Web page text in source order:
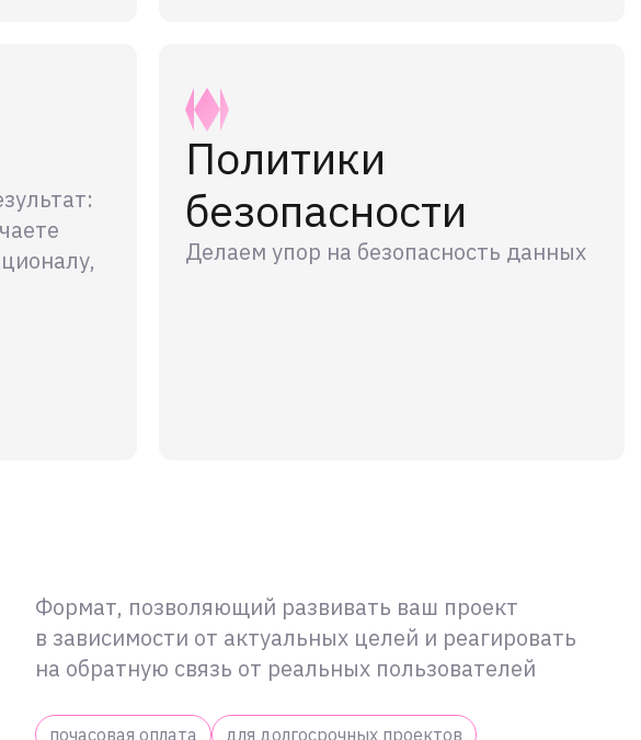
Политики
безопасности
Делаем упор на безопасность данных
Формат, позволяющий развивать ваш проект
в зависимости от актуальных целей и реагировать
на обратную связь от реальных пользователей
почасовая оплата для долгосрочных проектов